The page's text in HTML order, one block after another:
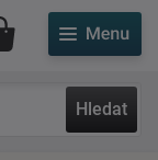
Hledat
Můj účet